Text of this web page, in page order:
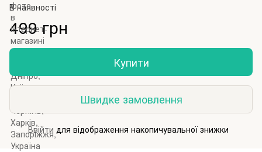
В наявності
499 грн
Купити
Швидке замовлення
% Ввійти для відображення накопичувальної знижки